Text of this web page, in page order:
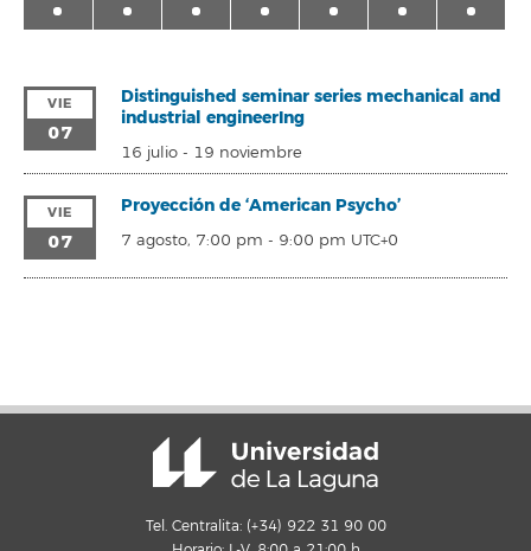
VIE
07
Distinguished seminar series mechanical and
industrial engineerIng
16 julio- 19 noviembre
VIE
07
Proyección de ‘American Psycho’
7 agosto, 7:00 pm - 9:00 pm UTC+0
Tel. Centralita: (+34) 922 31 90 00